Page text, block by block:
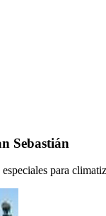
Sebastián
para